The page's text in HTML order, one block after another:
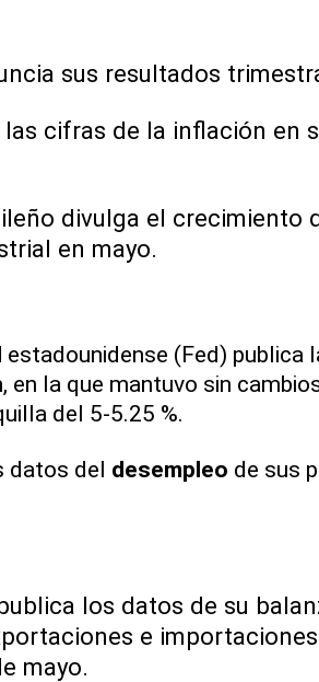
sus resultados
las cifras de la inflación en
divulga el crecimiento
en mayo.
estadounidense (Fed) publica
en la que mantuvo sin
del 5-5.25 %.
datos del desempleo de sus
los datos de su
e
mayo.